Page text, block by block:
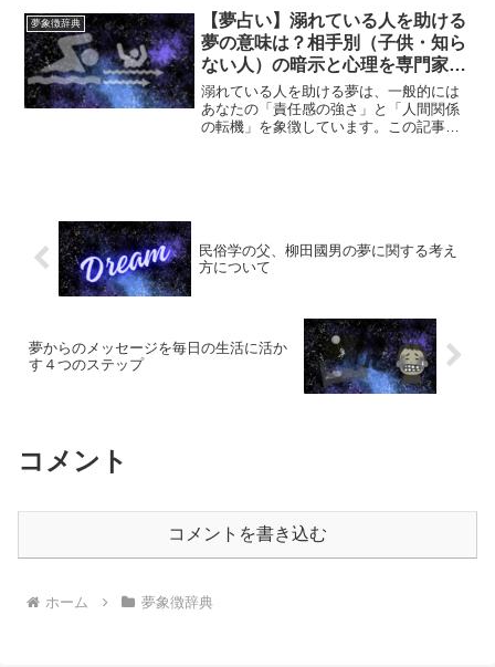
チュエーションがありますし、夢を見て
いるときの感情も様々だっ...
夢象徴辞典
【夢占い】溺れている人を助ける
夢の意味は？相手別（子供・知ら
ない人）の暗示と心理を専門家が
解説
溺れている人を助ける夢は、一般的には
あなたの「責任感の強さ」と「人間関係
の転機」を象徴しています。この記事で
民俗学の父、柳田國男の夢に関する考え
方について
夢からのメッセージを毎日の生活に活か
す４つのステップ
コメント
コメントを書き込む
ホーム 夢象徴辞典